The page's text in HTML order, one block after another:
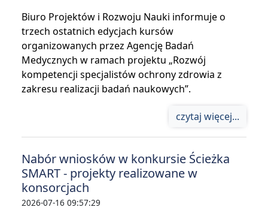
Biuro Projektów i Rozwoju Nauki informuje o
trzech ostatnich edycjach kursów
organizowanych przez Agencję Badań
Medycznych w ramach projektu „Rozwój
kompetencji specjalistów ochrony zdrowia z
zakresu realizacji badań naukowych”.
czytaj więcej...
Nabór wniosków w konkursie Ścieżka
SMART - projekty realizowane w
konsorcjach
2026-07-16 09:57:29